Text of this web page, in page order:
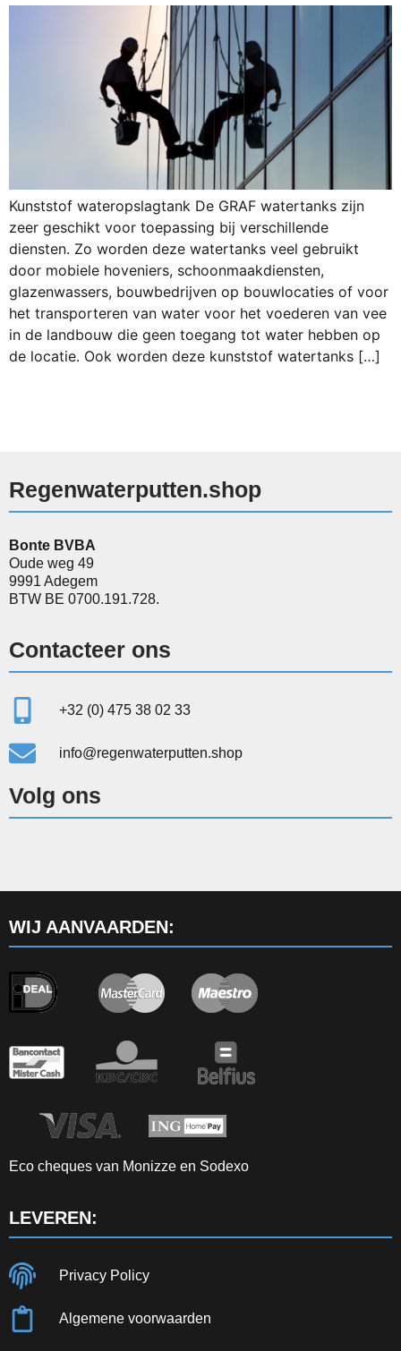
Kunststof wateropslagtank De GRAF watertanks zijn
zeer geschikt voor toepassing bij verschillende
diensten. Zo worden deze watertanks veel gebruikt
door mobiele hoveniers, schoonmaakdiensten,
glazenwassers, bouwbedrijven op bouwlocaties of voor
het transporteren van water voor het voederen van vee
in de landbouw die geen toegang tot water hebben op
de locatie. Ook worden deze kunststof watertanks […]
Regenwaterputten.shop
Bonte BVBA
Oude weg 49
9991 Adegem
BTW BE 0700.191.728.
Contacteer ons
+32 (0) 475 38 02 33
info@regenwaterputten.shop
Volg ons
WIJ AANVAARDEN:
Eco cheques van Monizze en Sodexo
LEVEREN:
Privacy Policy
Algemene voorwaarden